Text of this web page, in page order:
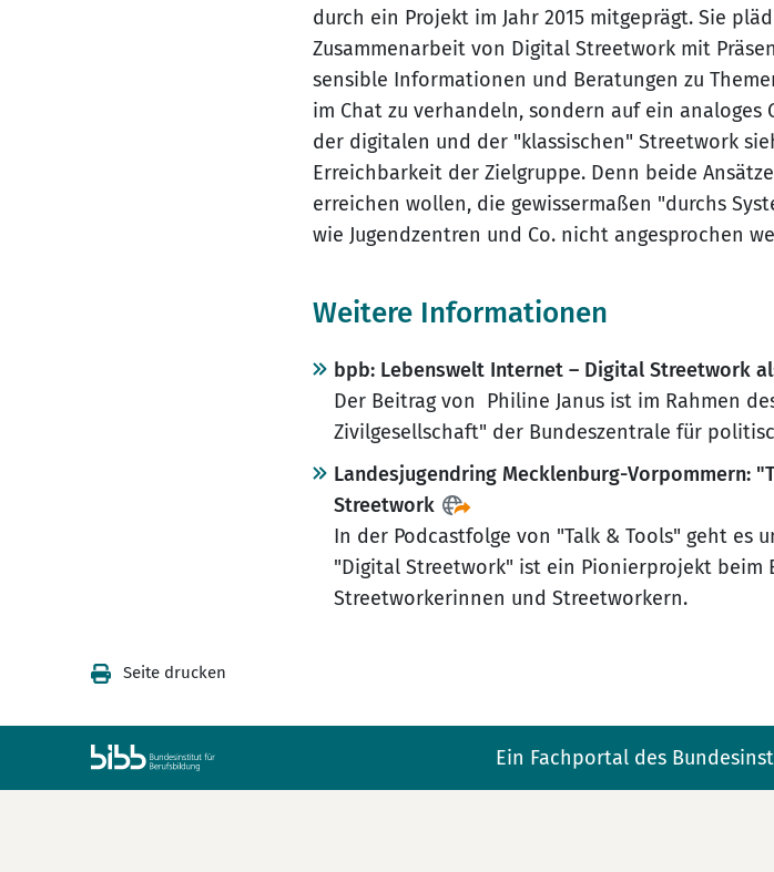
durch ein Projekt im Jahr 2015 mitgeprägt. Sie
Zusammenarbeit von Digital Streetwork mit
sensible Informationen und Beratungen zu
im Chat zu verhandeln, sondern auf ein analoges
der digitalen und der "klassischen" Streetwork
Erreichbarkeit der Zielgruppe. Denn beide
erreichen wollen, die gewissermaßen "durchs
wie Jugendzentren und Co. nicht angesprochen
Weitere Informationen
bpb: Lebenswelt Internet – Digital Streetwork
Der Beitrag von Philine Janus ist im Rahmen
Zivilgesellschaft" der Bundeszentrale für
Landesjugendring Mecklenburg-Vorpommern:
Streetwork
In der Podcastfolge von "Talk & Tools" geht es
"Digital Streetwork" ist ein Pionierprojekt beim
Streetworkerinnen und Streetworkern.
Seite drucken
Ein Fachportal des